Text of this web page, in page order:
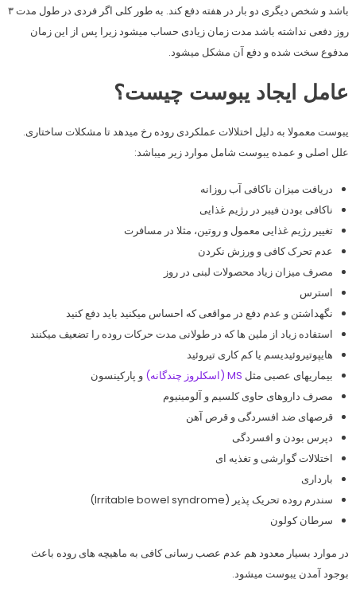
باشد و شخص دیگری دو بار در هفته دفع کند. به طور کلی اگر فردی در طول مدت ۳
روز دفعی نداشته باشد مدت زمان زیادی حساب میشود زیرا پس از این زمان
مدفوع سخت شده و دفع آن مشکل میشود.
عامل ایجاد یبوست چیست؟
یبوست معمولا به دلیل اختلالات عملکردی روده رخ میدهد تا مشکلات ساختاری.
علل اصلی و عمده یبوست شامل موارد زیر میباشد:
دریافت میزان ناکافی آب روزانه
ناکافی بودن فیبر در رژیم غذایی
تغییر رژیم غذایی معمول و روتین، مثلا در مسافرت
عدم تحرک کافی و ورزش نکردن
مصرف میزان زیاد محصولات لبنی در روز
استرس
نگهداشتن و عدم دفع در مواقعی که احساس میکنید باید دفع کنید
استفاده زیاد از ملین ها که در طولانی مدت حرکات روده را تضعیف میکنند
هایپوتیروئیدیسم یا کم کاری تیروئید
بیماریهای عصبی مثل MS (اسکلروز چندگانه)
و پارکینسون
مصرف داروهای حاوی کلسیم و آلومینیوم
قرصهای ضد افسردگی و قرص آهن
دپرس بودن و افسردگی
اختلالات گوارشی و تغذیه ای
بارداری
سندرم روده تحریک پذیر (Irritable bowel syndrome)
سرطان کولون
در موارد بسیار معدود هم عدم عصب رسانی کافی به ماهیچه های روده باعث
بوجود آمدن یبوست میشود.